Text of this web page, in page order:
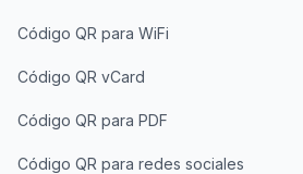
Código QR para WiFi
Código QR vCard
Código QR para PDF
Código QR para redes sociales